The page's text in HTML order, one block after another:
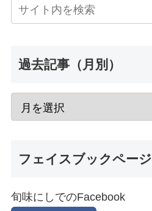
過去記事（月別）
フェイスブックページ
旬味にしでのFacebook